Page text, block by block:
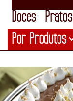
Doces
Pratos
Por Produtos